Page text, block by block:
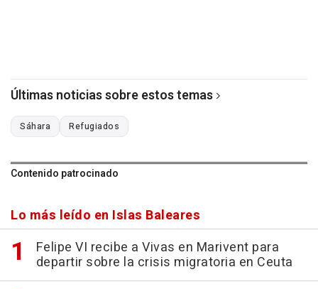
Últimas noticias sobre estos temas
Sáhara Refugiados
Contenido patrocinado
Lo más leído en Islas Baleares
Felipe VI recibe a Vivas en Marivent para
departir sobre la crisis migratoria en Ceuta